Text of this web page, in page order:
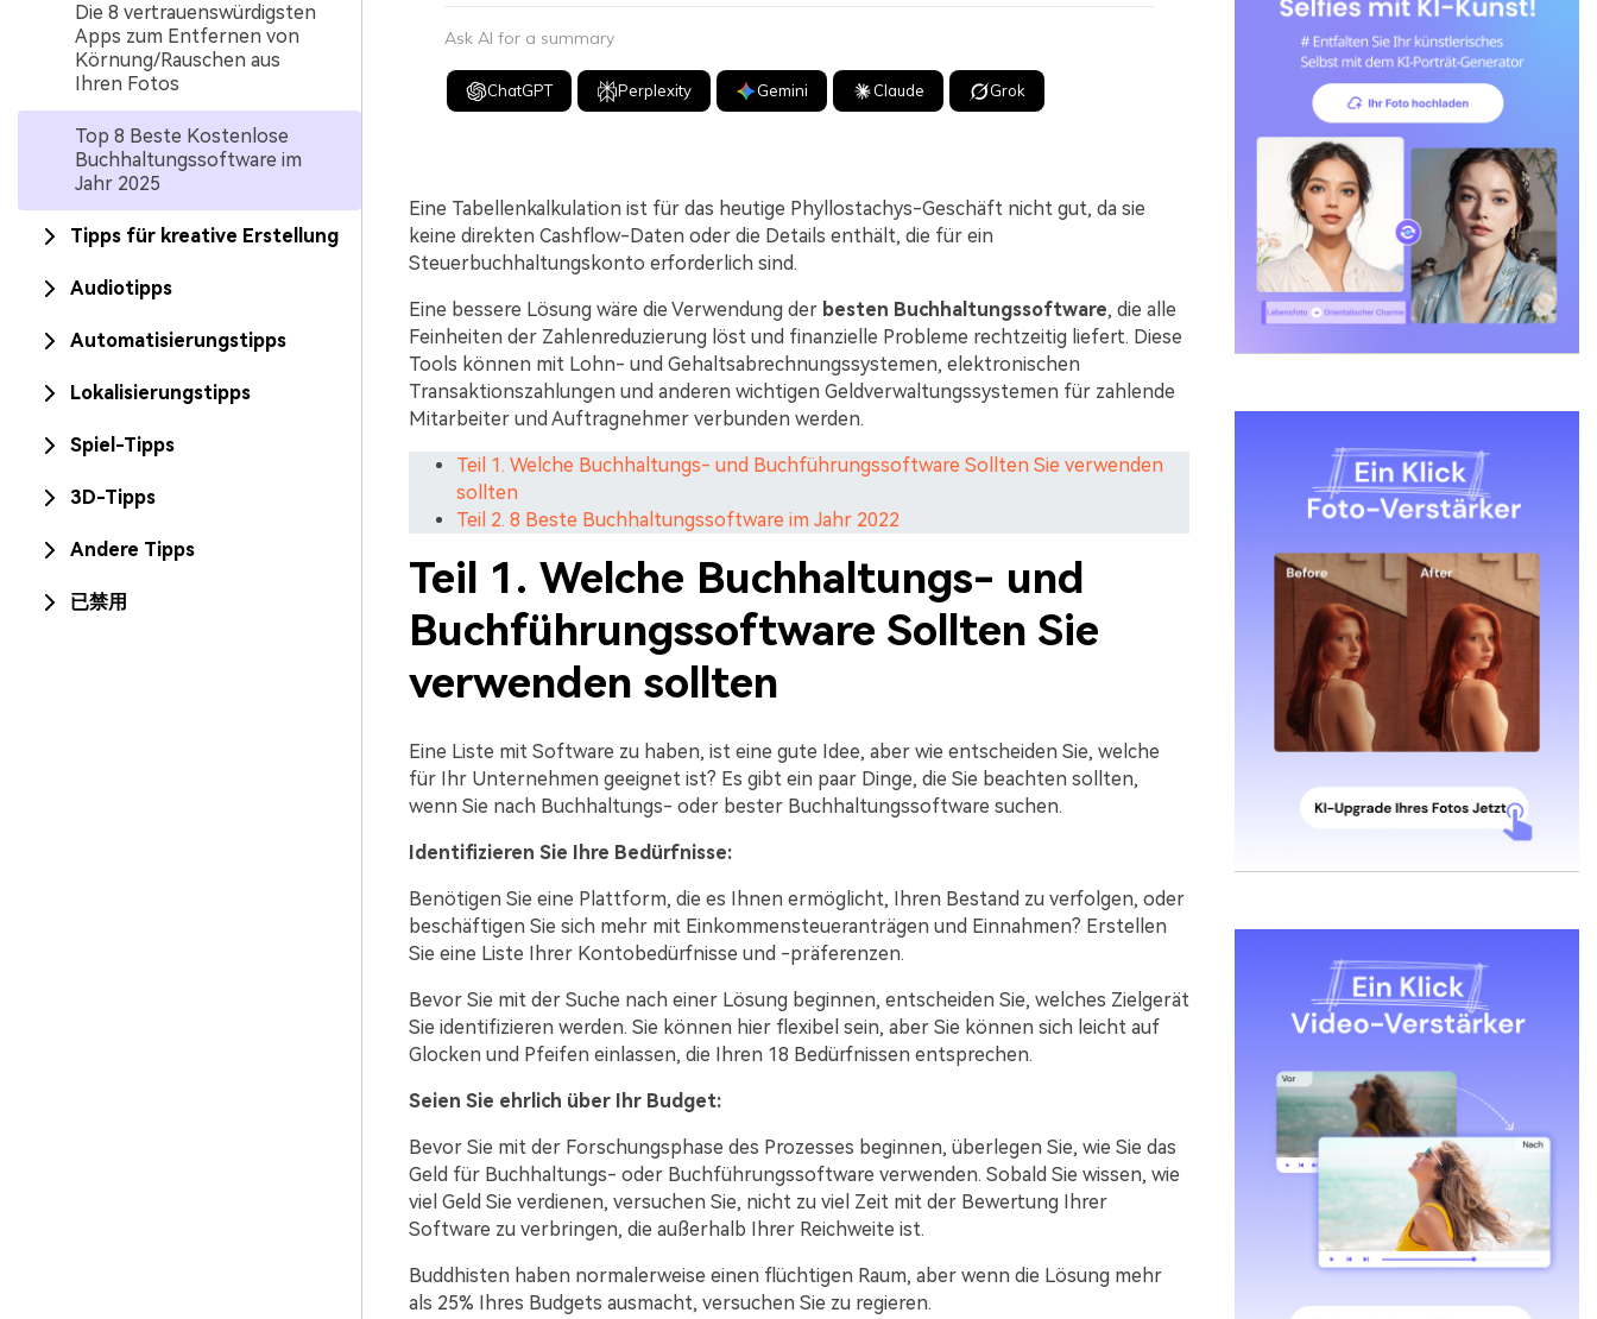
Die 8 vertrauenswürdigsten
Apps zum Entfernen von
Körnung/Rauschen aus
Ihren Fotos
Top 8 Beste Kostenlose
Buchhaltungssoftware im
Jahr 2025
Tipps für kreative Erstellung
Audiotipps
Automatisierungstipps
Lokalisierungstipps
Spiel-Tipps
3D-Tipps
Andere Tipps
已禁用
Ask AI for a summary
ChatGPT Perplexity Gemini Claude Grok
Eine Tabellenkalkulation ist für das heutige Phyllostachys-Geschäft nicht gut, da sie
keine direkten Cashflow-Daten oder die Details enthält, die für ein
Steuerbuchhaltungskonto erforderlich sind.
Eine bessere Lösung wäre die Verwendung der besten Buchhaltungssoftware, die alle
Feinheiten der Zahlenreduzierung löst und finanzielle Probleme rechtzeitig liefert. Diese
Tools können mit Lohn- und Gehaltsabrechnungssystemen, elektronischen
Transaktionszahlungen und anderen wichtigen Geldverwaltungssystemen für zahlende
Mitarbeiter und Auftragnehmer verbunden werden.
Teil 1. Welche Buchhaltungs- und Buchführungssoftware Sollten Sie verwenden
sollten
Teil 2. 8 Beste Buchhaltungssoftware im Jahr 2022
Teil 1. Welche Buchhaltungs- und
Buchführungssoftware Sollten Sie
verwenden sollten
Eine Liste mit Software zu haben, ist eine gute Idee, aber wie entscheiden Sie, welche
für Ihr Unternehmen geeignet ist? Es gibt ein paar Dinge, die Sie beachten sollten,
wenn Sie nach Buchhaltungs- oder bester Buchhaltungssoftware suchen.
Identifizieren Sie Ihre Bedürfnisse:
Benötigen Sie eine Plattform, die es Ihnen ermöglicht, Ihren Bestand zu verfolgen, oder
beschäftigen Sie sich mehr mit Einkommensteueranträgen und Einnahmen? Erstellen
Sie eine Liste Ihrer Kontobedürfnisse und -präferenzen.
Bevor Sie mit der Suche nach einer Lösung beginnen, entscheiden Sie, welches Zielgerät
Sie identifizieren werden. Sie können hier flexibel sein, aber Sie können sich leicht auf
Glocken und Pfeifen einlassen, die Ihren 18 Bedürfnissen entsprechen.
Seien Sie ehrlich über Ihr Budget:
Bevor Sie mit der Forschungsphase des Prozesses beginnen, überlegen Sie, wie Sie das
Geld für Buchhaltungs- oder Buchführungssoftware verwenden. Sobald Sie wissen, wie
viel Geld Sie verdienen, versuchen Sie, nicht zu viel Zeit mit der Bewertung Ihrer
Software zu verbringen, die außerhalb Ihrer Reichweite ist.
Buddhisten haben normalerweise einen flüchtigen Raum, aber wenn die Lösung mehr
als 25% Ihres Budgets ausmacht, versuchen Sie zu regieren.